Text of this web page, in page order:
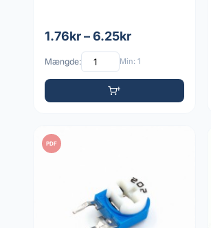
1.76kr – 6.25kr
Mængde: Min: 1
PDF